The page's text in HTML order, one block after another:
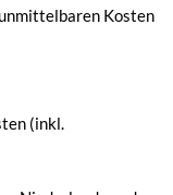
Kosten
(inkl.